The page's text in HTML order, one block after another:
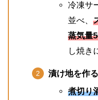
冷凍サ
並べ、
蒸気量
し焼き
漬け地を作る
煮切り